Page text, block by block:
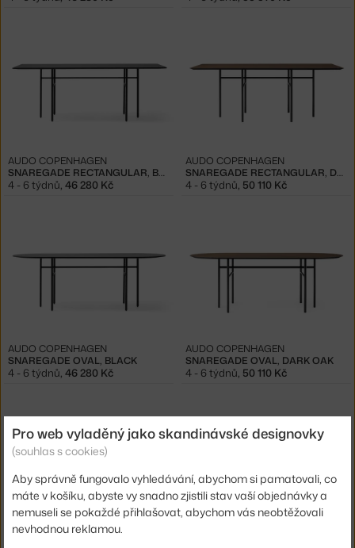
SNAREGADE RECTANGULAR, BLACK
AUDO COPENHAGEN
4 - 6 týdnů, 46 280 Kč
SNAREGADE RECTANGULAR, DARK OAK
AUDO COPENHAGEN
4 - 6 týdnů, 50 110 Kč
SNAREGADE OVAL, BLACK
AUDO COPENHAGEN
4 - 6 týdnů, 46 280 Kč
SNAREGADE OVAL, DARK OAK
AUDO COPENHAGEN
4 - 6 týdnů, 50 110 Kč
GUBI
Pro web vyladěný jako skandinávské designovky
(souhlas s cookies)
Aby správně fungovalo vyhledávání, abychom si pamatovali, co
máte v košíku, abyste vy snadno zjistili stav vaší objednávky a
nemuseli se pokaždé přihlašovat, abychom vás neobtěžovali
nevhodnou reklamou.